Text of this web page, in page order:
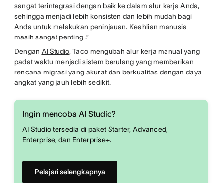
sangat terintegrasi dengan baik ke dalam alur kerja Anda,
sehingga menjadi lebih konsisten dan lebih mudah bagi
Anda untuk melakukan peninjauan. Keahlian manusia
masih sangat penting .”
Dengan AI Studio, Taco mengubah alur kerja manual yang
padat waktu menjadi sistem berulang yang memberikan
rencana migrasi yang akurat dan berkualitas dengan daya
angkat yang jauh lebih sedikit.
Ingin mencoba AI Studio?
AI Studio tersedia di paket Starter, Advanced,
Enterprise, dan Enterprise+.
Pelajari selengkapnya